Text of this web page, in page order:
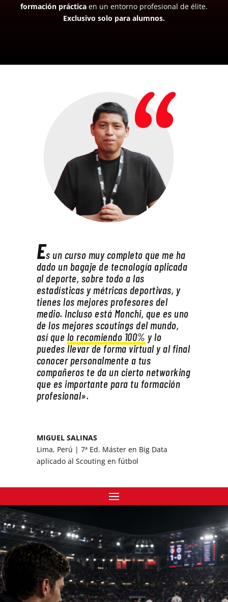
formación prácticaen un entorno profesional de élite.
Exclusivo solo para alumnos.
Es un curso muy completo que me ha
dado un bagaje de tecnología aplicada
al deporte, sobre todo a las
estadísticas y métricas deportivas, y
tienes los mejores profesores del
medio. Incluso está Monchi, que es uno
de los mejores scoutings del mundo,
así que lo recomiendo 100% y lo
puedes llevar de forma virtual y al final
conocer personalmente a tus
compañeros te da un cierto networking
que es importante para tu formación
profesional».
MIGUEL SALINAS
Lima, Perú | 7ª Ed. Máster en Big Data
aplicado al Scouting en fútbol